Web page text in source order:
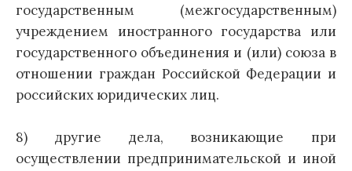
государственным (межгосударственным)
учреждением иностранного государства или
государственного объединения и (или) союза в
отношении граждан Российской Федерации и
российских юридических лиц.
8) другие дела, возникающие при
осуществлении предпринимательской и иной